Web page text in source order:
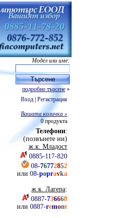
Модел или име:
подробно търсене »
Вход Регистрация
Вашата количка »
0продукта
Телефони:
(позвънете ни)
ж.к. Младост
0885-117-820
08-76772852
или 08-popravka
ж.к. Лагера:
0887-736668
или 0887-remont